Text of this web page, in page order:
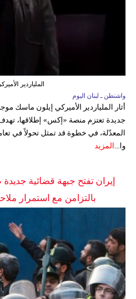
الملياردير
واشنطن ـ لبنان اليوم
أثار الملياردير الأميركي إيلون ماسك
جديدة تعتزم منصة «إكس» إطلاقها،
المعدّلة، في خطوة قد تمثل تحولاً في
وا...
المزيد
إيران تفتح جبهة قضائية
بالتزامن مع استمرار